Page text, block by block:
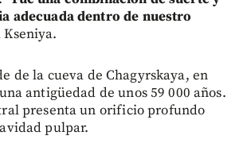
adecuada dentro de nuestro
de la cueva de Chagyrskaya, en
antigüedad de unos 59 000 años.
presenta un orificio profundo
pulpar.